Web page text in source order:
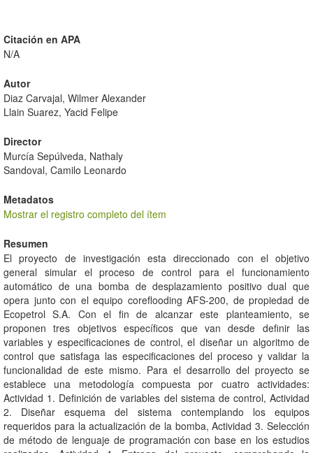
Citación en APA
N/A
Autor
Diaz Carvajal, Wilmer Alexander
Llain Suarez, Yacid Felipe
Director
Murcía Sepúlveda, Nathaly
Sandoval, Camilo Leonardo
Metadatos
Mostrar el registro completo del ítem
Resumen
El proyecto de investigación esta direccionado con el objetivo
general simular el proceso de control para el funcionamiento
automático de una bomba de desplazamiento positivo dual que
opera junto con el equipo coreflooding AFS-200, de propiedad de
Ecopetrol S.A. Con el fin de alcanzar este planteamiento, se
proponen tres objetivos específicos que van desde definir las
variables y especificaciones de control, el diseñar un algoritmo de
control que satisfaga las especificaciones del proceso y validar la
funcionalidad de este mismo. Para el desarrollo del proyecto se
establece una metodología compuesta por cuatro actividades:
Actividad 1. Definición de variables del sistema de control, Actividad
2. Diseñar esquema del sistema contemplando los equipos
requeridos para la actualización de la bomba, Actividad 3. Selección
de método de lenguaje de programación con base en los estudios